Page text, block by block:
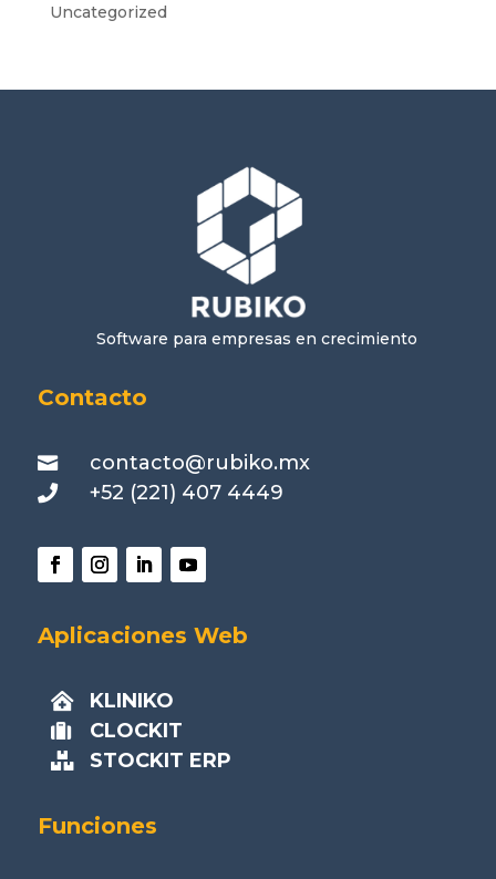
Uncategorized
Software para empresas en crecimiento
Contacto
 contacto@rubiko.mx
 +52 (221) 407 4449
Aplicaciones Web
 KLINIKO
 CLOCKIT
 STOCKIT ERP
Funciones